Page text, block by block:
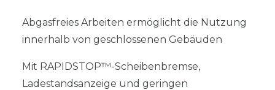
Abgasfreies Arbeiten ermöglicht die Nutzung
innerhalb von geschlossenen Gebäuden
Mit RAPIDSTOP™-Scheibenbremse,
Ladestandsanzeige und geringen